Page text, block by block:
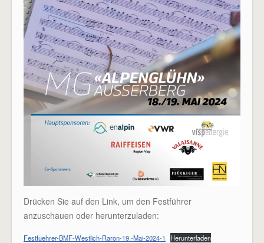
Drücken Sie auf den Link, um den Festführer
anzuschauen oder herunterzuladen:
Festfuehrer-BMF-Westlich-Raron-19.-Mai-2024-1 Herunterladen